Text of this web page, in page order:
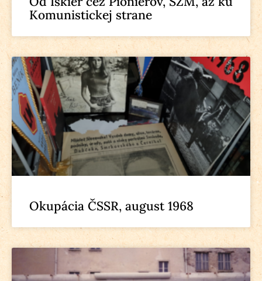
Komunistickej strane
Okupácia ČSSR, august 1968